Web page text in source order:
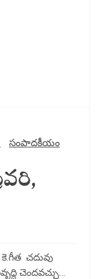
సంపాదకీయం
చదువు
చెందవచ్చు…